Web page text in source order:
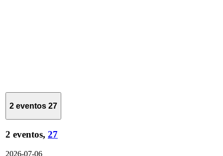
2 eventos 27
2 eventos, 27
2026-07-06